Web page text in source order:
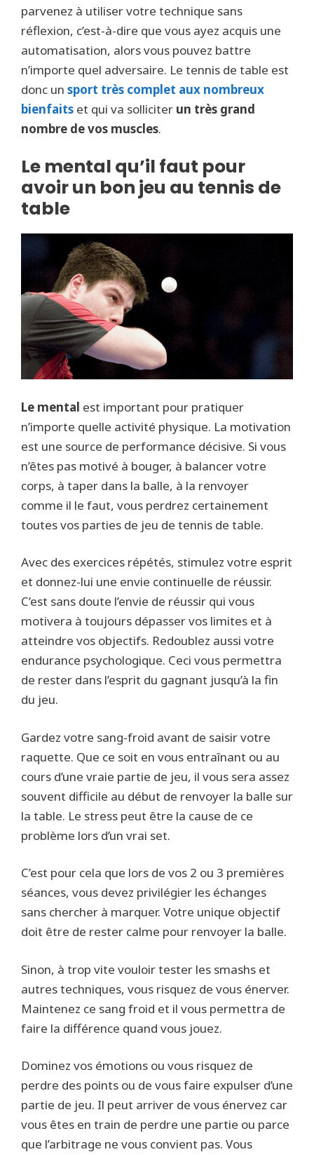
parvenez à utiliser votre technique sans
réflexion, c’est-à-dire que vous ayez acquis une
automatisation, alors vous pouvez battre
n’importe quel adversaire. Le tennis de table est
donc un sport très complet aux nombreux
bienfaits et qui va solliciter un très grand
nombre de vos muscles.
Le mental qu’il faut pour
avoir un bon jeu au tennis de
table
Le mental est important pour pratiquer
n’importe quelle activité physique. La motivation
est une source de performance décisive. Si vous
n’êtes pas motivé à bouger, à balancer votre
corps, à taper dans la balle, à la renvoyer
comme il le faut, vous perdrez certainement
toutes vos parties de jeu de tennis de table.
Avec des exercices répétés, stimulez votre esprit
et donnez-lui une envie continuelle de réussir.
C’est sans doute l’envie de réussir qui vous
motivera à toujours dépasser vos limites et à
atteindre vos objectifs. Redoublez aussi votre
endurance psychologique. Ceci vous permettra
de rester dans l’esprit du gagnant jusqu’à la fin
du jeu.
Gardez votre sang-froid avant de saisir votre
raquette. Que ce soit en vous entraînant ou au
cours d’une vraie partie de jeu, il vous sera assez
souvent difficile au début de renvoyer la balle sur
la table. Le stress peut être la cause de ce
problème lors d’un vrai set.
C’est pour cela que lors de vos 2 ou 3 premières
séances, vous devez privilégier les échanges
sans chercher à marquer. Votre unique objectif
doit être de rester calme pour renvoyer la balle.
Sinon, à trop vite vouloir tester les smashs et
autres techniques, vous risquez de vous énerver.
Maintenez ce sang froid et il vous permettra de
faire la différence quand vous jouez.
Dominez vos émotions ou vous risquez de
perdre des points ou de vous faire expulser d’une
partie de jeu. Il peut arriver de vous énervez car
vous êtes en train de perdre une partie ou parce
que l’arbitrage ne vous convient pas. Vous